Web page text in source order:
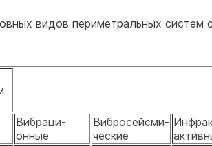
видов периметральных систем
Вибраци-
онные
Вибросейсми-
ческие